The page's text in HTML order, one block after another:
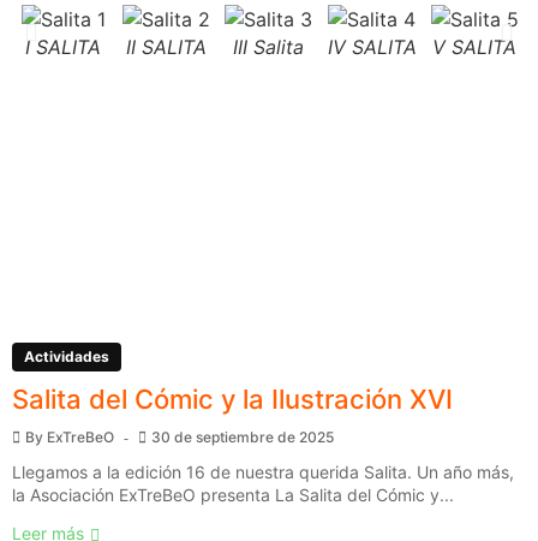
I SALITA II SALITA III Salita IV SALITA V SALITA
Actividades
Salita del Cómic y la Ilustración XVI
By ExTreBeO 30 de septiembre de 2025
Llegamos a la edición 16 de nuestra querida Salita. Un año más,
la Asociación ExTreBeO presenta La Salita del Cómic y...
Leer más